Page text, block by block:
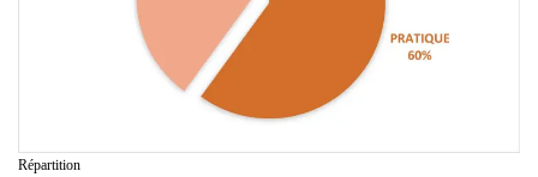
Répartition